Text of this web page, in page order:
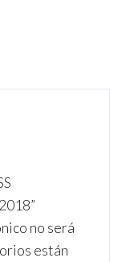
no será
están